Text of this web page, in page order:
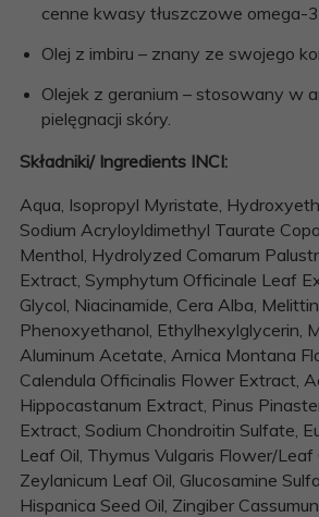
cenne kwasy tłuszczowe omega-3.
Olej z imbiru – znany ze swojego
Olejek z geranium – stosowany w
pielęgnacji skóry.
Składniki/ Ingredients INCI:
Aqua, Isopropyl Myristate,
Sodium Acryloyldimethyl Taurate
Menthol, Hydrolyzed Comarum
Extract, Symphytum Officinale Leaf
Glycol, Niacinamide, Cera Alba,
Phenoxyethanol, Ethylhexylglycerin,
Aluminum Acetate, Arnica Montana
Calendula Officinalis Flower Extract,
Hippocastanum Extract, Pinus
Extract, Sodium Chondroitin Sulfate,
Leaf Oil, Thymus Vulgaris Flower/Leaf
Zeylanicum Leaf Oil, Glucosamine
Hispanica Seed Oil, Zingiber